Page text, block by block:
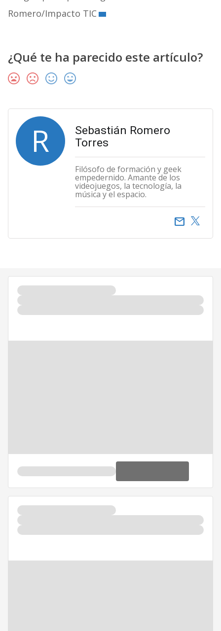
Romero/Impacto TIC
¿Qué te ha parecido este artículo?
R
Sebastián Romero
Torres
Filósofo de formación y geek
empedernido. Amante de los
videojuegos, la tecnología, la
música y el espacio.
email